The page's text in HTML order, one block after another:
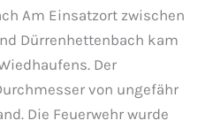
Am Einsatzort zwischen
Dürrenhettenbach kam
Der
von ungefähr
Die Feuerwehr wurde